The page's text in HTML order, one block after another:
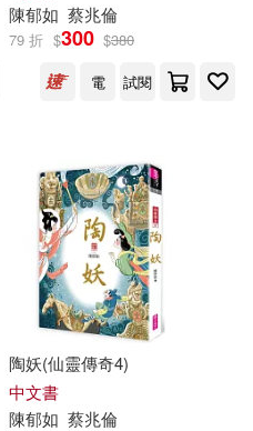
(1)
庭、陳郁
娟(1)
(1)
陳郁如 蔡兆倫
79 折 $300 $380
電
試閱
陶妖(仙靈傳奇4)
中文書
陳郁如 蔡兆倫